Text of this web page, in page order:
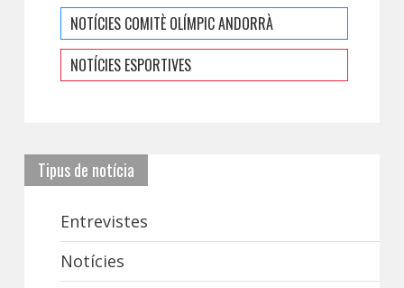
NOTÍCIES COMITÈ OLÍMPIC ANDORRÀ
NOTÍCIES ESPORTIVES
Tipus de notícia
Entrevistes
Notícies